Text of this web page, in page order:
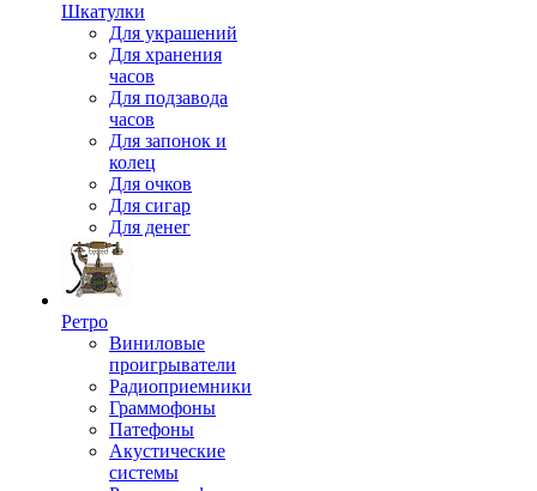
Шкатулки
Для украшений
Для хранения
часов
Для подзавода
часов
Для запонок и
колец
Для очков
Для сигар
Для денег
Ретро
Виниловые
проигрыватели
Радиоприемники
Граммофоны
Патефоны
Акустические
системы